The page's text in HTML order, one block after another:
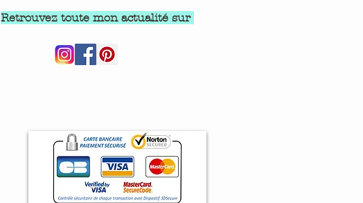
Retrouvez toute mon actualité sur